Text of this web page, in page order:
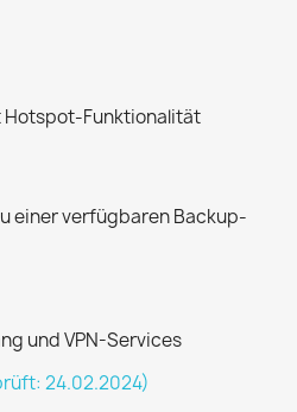
Hotspot-Funktionalität
einer verfügbaren Backup-
und VPN-Services
24.02.2024)